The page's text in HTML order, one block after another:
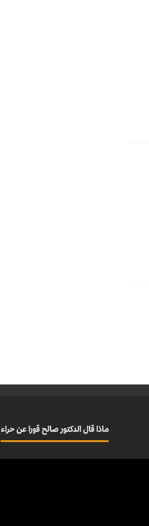
ماذا قال الدكتور صالح قورا عن حراء